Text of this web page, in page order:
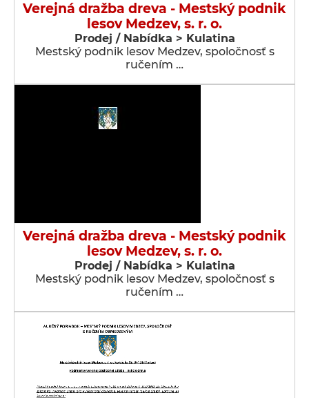
Verejná dražba dreva - Mestský podnik
lesov Medzev, s. r. o.
Prodej / Nabídka > Kulatina
Mestský podnik lesov Medzev, spoločnosť s
ručením …
Verejná dražba dreva - Mestský podnik
lesov Medzev, s. r. o.
Prodej / Nabídka > Kulatina
Mestský podnik lesov Medzev, spoločnosť s
ručením …